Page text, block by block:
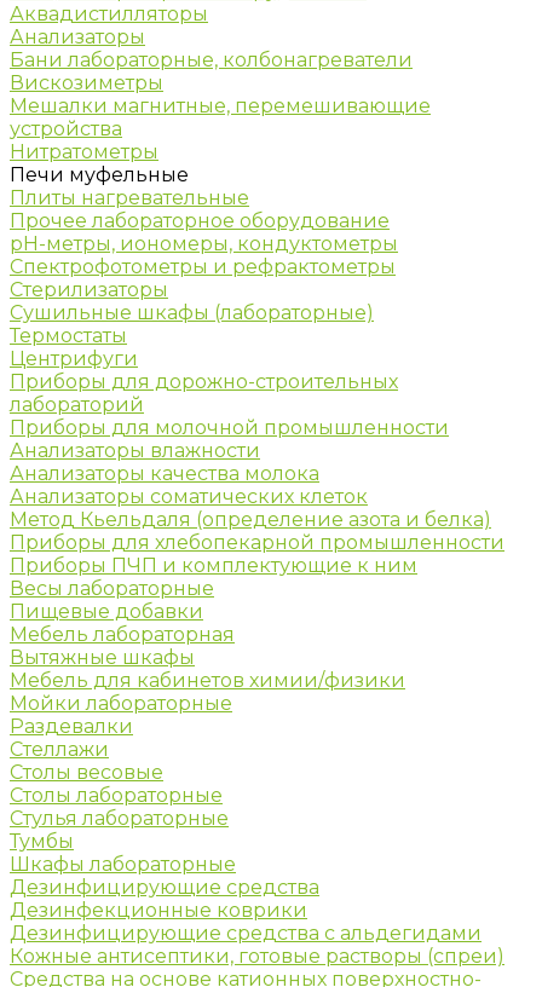
Аквадистилляторы
Анализаторы
Бани лабораторные, колбонагреватели
Вискозиметры
Мешалки магнитные, перемешивающие
устройства
Нитратометры
Печи муфельные
Плиты нагревательные
Прочее лабораторное оборудование
рН-метры, иономеры, кондуктометры
Спектрофотометры и рефрактометры
Стерилизаторы
Сушильные шкафы (лабораторные)
Термостаты
Центрифуги
Приборы для дорожно-строительных
лабораторий
Приборы для молочной промышленности
Анализаторы влажности
Анализаторы качества молока
Анализаторы соматических клеток
Метод Кьельдаля (определение азота и белка)
Приборы для хлебопекарной промышленности
Приборы ПЧП и комплектующие к ним
Весы лабораторные
Пищевые добавки
Мебель лабораторная
Вытяжные шкафы
Мебель для кабинетов химии/физики
Мойки лабораторные
Раздевалки
Стеллажи
Столы весовые
Столы лабораторные
Стулья лабораторные
Тумбы
Шкафы лабораторные
Дезинфицирующие средства
Дезинфекционные коврики
Дезинфицирующие средства с альдегидами
Кожные антисептики, готовые растворы (спреи)
Средства на основе катионных поверхностно-